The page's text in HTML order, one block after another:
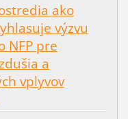
ako
výzvu
NFP pre
a
vplyvov